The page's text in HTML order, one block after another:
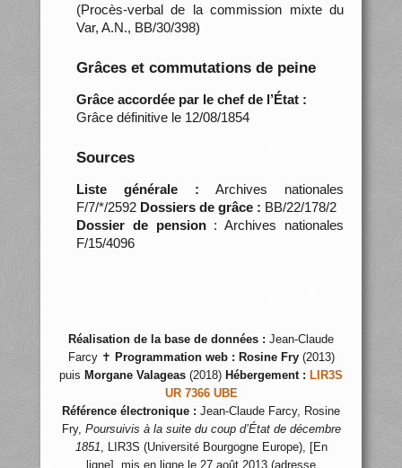
(Procès-verbal de la commission mixte du
Var, A.N., BB/30/398)
Grâces et commutations de peine
Grâce accordée par le chef de l’État :
Grâce définitive le 12/08/1854
Sources
Liste générale : Archives nationales
F/7/*/2592 Dossiers de grâce : BB/22/178/2
Dossier de pension: Archives nationales
F/15/4096
Réalisation de la base de données : Jean-Claude
Farcy ✝ Programmation web : Rosine Fry(2013)
puis Morgane Valageas (2018) Hébergement : LIR3S
UR 7366 UBE
Référence électronique : Jean-Claude Farcy, Rosine
Fry, Poursuivis à la suite du coup d’État de décembre
1851, LIR3S (Université Bourgogne Europe), [En
ligne], mis en ligne le 27 août 2013 (adresse